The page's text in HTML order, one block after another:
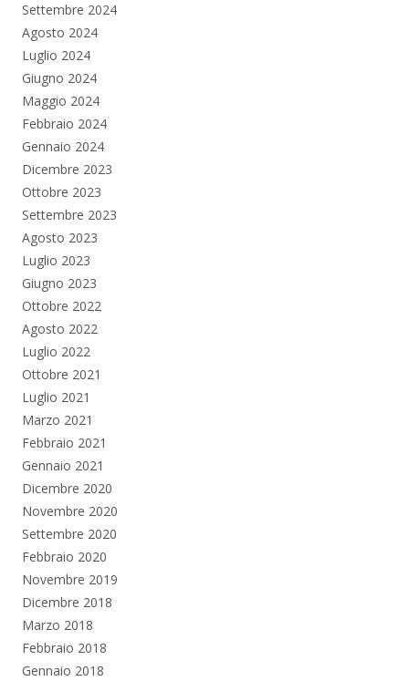
Settembre 2024
Agosto 2024
Luglio 2024
Giugno 2024
Maggio 2024
Febbraio 2024
Gennaio 2024
Dicembre 2023
Ottobre 2023
Settembre 2023
Agosto 2023
Luglio 2023
Giugno 2023
Ottobre 2022
Agosto 2022
Luglio 2022
Ottobre 2021
Luglio 2021
Marzo 2021
Febbraio 2021
Gennaio 2021
Dicembre 2020
Novembre 2020
Settembre 2020
Febbraio 2020
Novembre 2019
Dicembre 2018
Marzo 2018
Febbraio 2018
Gennaio 2018